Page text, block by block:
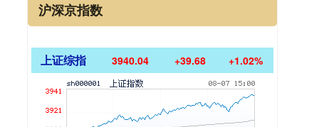
沪深京指数
上证综指 3940.04 +39.68 +1.02%